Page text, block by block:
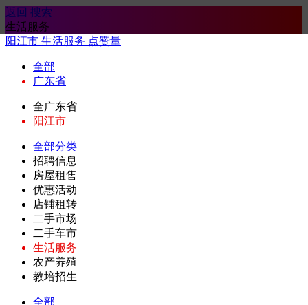
返回 搜索
生活服务
阳江市 生活服务 点赞量
全部
广东省
全广东省
阳江市
全部分类
招聘信息
房屋租售
优惠活动
店铺租转
二手市场
二手车市
生活服务
农产养殖
教培招生
全部